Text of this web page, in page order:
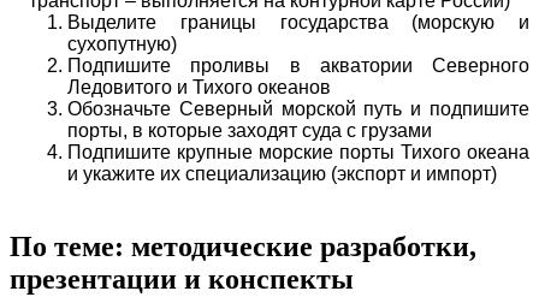
Выделите границы государства (морскую и
сухопутную)
Подпишите проливы в акватории Северного
Ледовитого и Тихого океанов
Обозначьте Северный морской путь и подпишите
порты, в которые заходят суда с грузами
Подпишите крупные морские порты Тихого океана
и укажите их специализацию (экспорт и импорт)
По теме: методические разработки,
презентации и конспекты